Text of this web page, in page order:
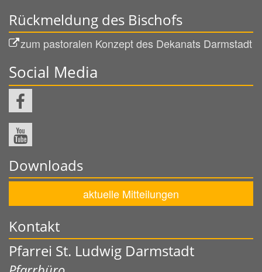
Rückmeldung des Bischofs
zum pastoralen Konzept des Dekanats Darmstadt
Social Media
Downloads
aktuelle Mitteilungen
Kontakt
Pfarrei St. Ludwig Darmstadt